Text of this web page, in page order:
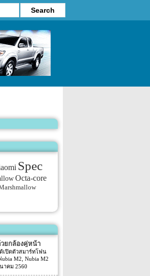
Spec
Octa-core
วยกล้องคู่หน้า
เปิดตัวสมาร์ทโฟน
M2, Nubia M2
ต่ละรุ่นก็มีความน่า
าคม 2560